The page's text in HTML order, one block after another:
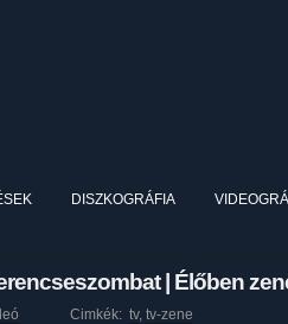
DISZKOGRÁFIA
| Élőben
Cimkék: tv, tv-zene